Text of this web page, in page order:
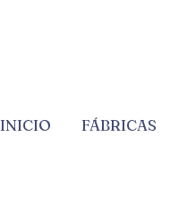
INICIO FÁBRICAS